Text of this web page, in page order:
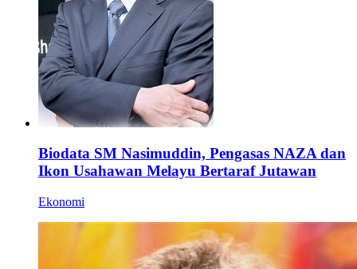
Biodata SM Nasimuddin, Pengasas NAZA dan
Ikon Usahawan Melayu Bertaraf Jutawan
Ekonomi